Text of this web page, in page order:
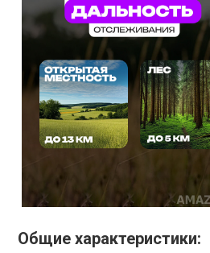
Общие характеристики: